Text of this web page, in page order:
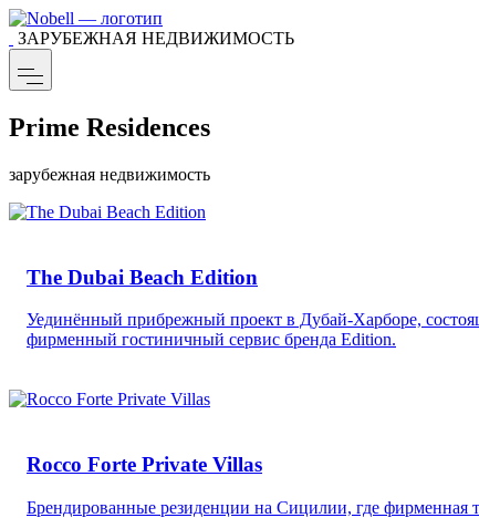
ЗАРУБЕЖНАЯ НЕДВИЖИМОСТЬ
Prime Residences
зарубежная недвижимость
The Dubai Beach Edition
Уединённый прибрежный проект в Дубай-Харборе,
фирменный гостиничный сервис бренда Edition.
Rocco Forte Private Villas
Брендированные резиденции на Сицилии, где фирменная